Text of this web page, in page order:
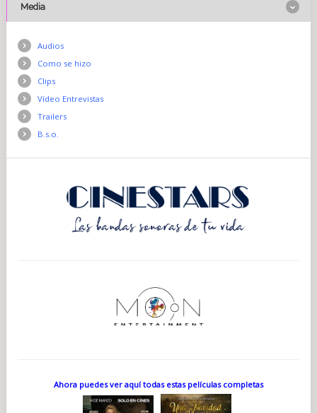
Media
Audios
Como se hizo
Clips
Vídeo Entrevistas
Trailers
B.s.o.
Ahora puedes ver aquí todas estas películas completas